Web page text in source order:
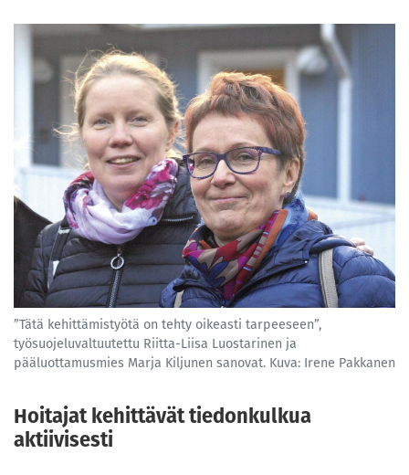
”Tätä kehittämistyötä on tehty oikeasti tarpeeseen”,
työsuojeluvaltuutettu Riitta-Liisa Luostarinen ja
pääluottamusmies Marja Kiljunen sanovat. Kuva: Irene Pakkanen
Hoitajat kehittävät tiedonkulkua
aktiivisesti